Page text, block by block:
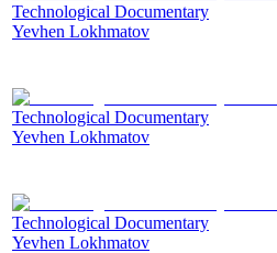
Technological Documentary
Yevhen Lokhmatov
Technological Documentary
Yevhen Lokhmatov
Technological Documentary
Yevhen Lokhmatov